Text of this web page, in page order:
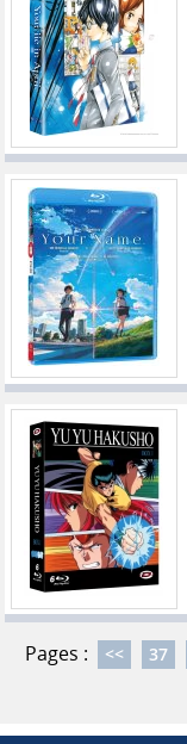
Pages : << 37